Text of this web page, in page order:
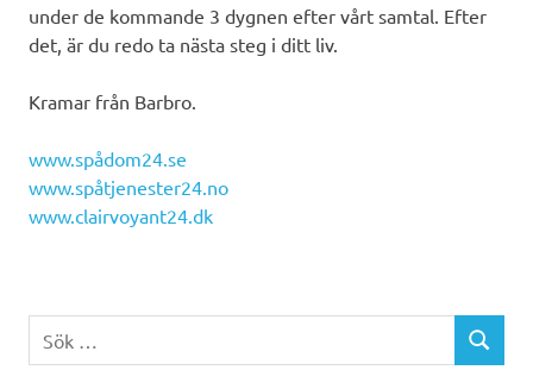
under de kommande 3 dygnen efter vårt samtal. Efter
det, är du redo ta nästa steg i ditt liv.
Kramar från Barbro.
www.spådom24.se
www.spåtjenester24.no
www.clairvoyant24.dk
efter:
SÖK